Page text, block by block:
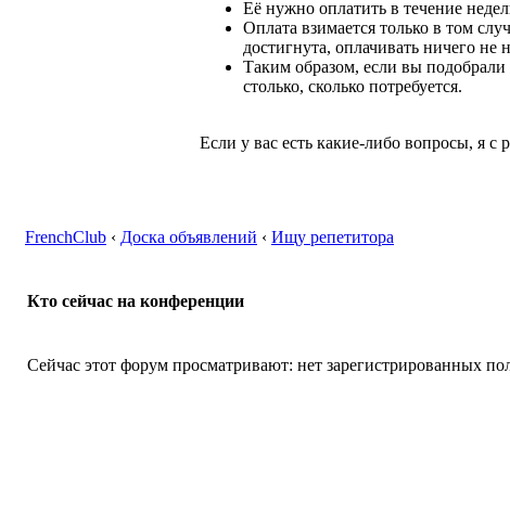
Её нужно оплатить в течение
Оплата взимается только в том
достигнута, оплачивать ничего не
Таким образом, если вы подобрали
столько, сколько потребуется.
Если у вас есть какие-либо вопросы, я с
FrenchClub ‹ Доска объявлений ‹ Ищу репетитора
Кто сейчас на конференции
Сейчас этот форум просматривают: нет зарегистрированных